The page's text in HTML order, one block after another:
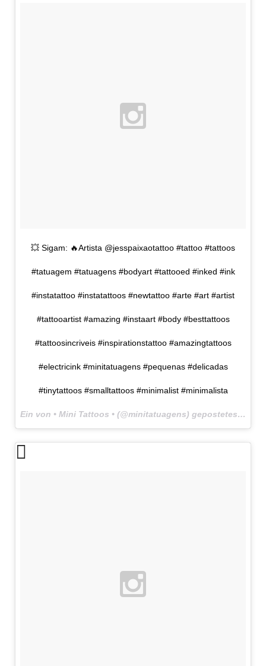
💥 Sigam: 🔥Artista @jesspaixaotattoo #tattoo #tattoos
#tatuagem #tatuagens #bodyart #tattooed #inked #ink
#instatattoo #instatattoos #newtattoo #arte #art #artist
#tattooartist #amazing #instaart #body #besttattoos
#tattoosincriveis #inspirationstattoo #amazingtattoos
#electricink #minitatuagens #pequenas #delicadas
#tinytattoos #smalltattoos #minimalist #minimalista
Ein von • Mini Tattoos • (@minitatuagens) gepostetes Foto am